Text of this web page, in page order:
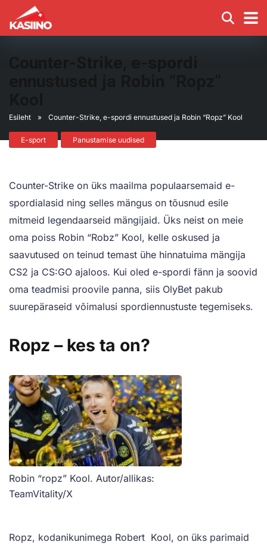
Esileht » Counter-Strike, e-spordi ennustused ja Robin “Ropz” Kool
E-sport Panustamise uudised
Counter-Strike on üks maailma populaarsemaid e-
spordialasid ning selles mängus on tõusnud esile
mitmeid legendaarseid mängijaid. Üks neist on meie
oma poiss Robin “Robz” Kool, kelle oskused ja
saavutused on teinud temast ühe hinnatuima mängija
CS2 ja CS:GO ajaloos. Kui oled e-spordi fänn ja soovid
oma teadmisi proovile panna, siis OlyBet pakub
suurepäraseid võimalusi spordiennustuste tegemiseks.
Ropz – kes ta on?
Robin “ropz” Kool. Autor/allikas:
TeamVitality/X
Ropz, kodanikunimega Robert Kool, on üks parimaid